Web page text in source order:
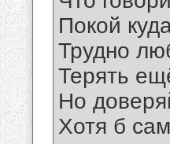
Покой
Трудно
Терять
Но
Хотя б